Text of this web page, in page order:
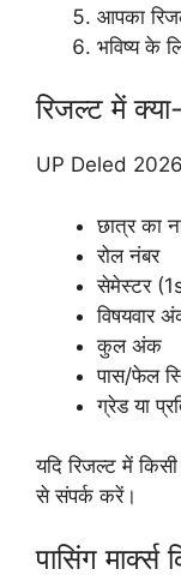
आपका
भविष्य के
रिजल्ट में
UP Deled 2026
छात्र का
रोल नंबर
सेमेस्टर
विषयवार
कुल अंक
पास/फेल
ग्रेड या
यदि रिजल्ट में
से संपर्क करें।
पासिंग